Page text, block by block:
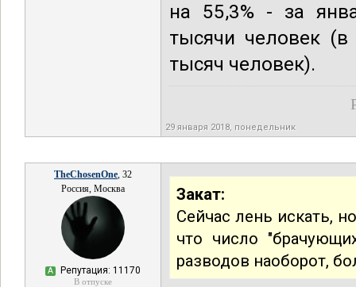
на 55,3% - за
тысячи человек (в
тысяч человек).
29 января 2018, понедельник
TheChosenOne, 32
Россия, Москва
А Репутация: 11170
В отпуске
Закат:
Сейчас лень искать,
что число
разводов наоборот,